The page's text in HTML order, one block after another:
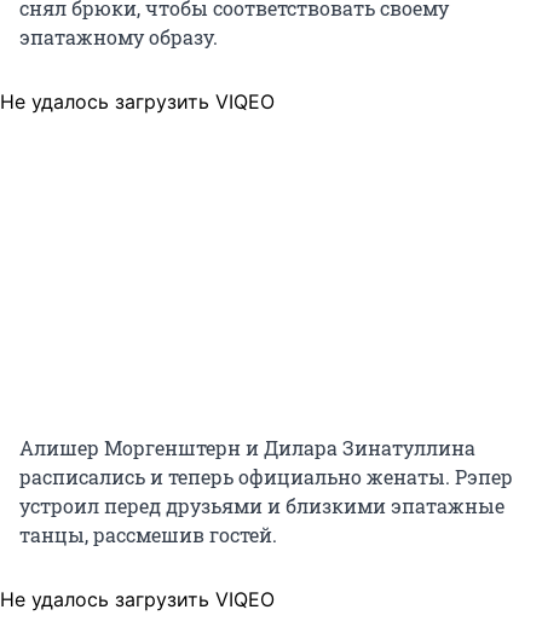
снял брюки, чтобы соответствовать своему
эпатажному образу.
Не удалось загрузить VIQEO
Алишер Моргенштерн и Дилара Зинатуллина
расписались и теперь официально женаты. Рэпер
устроил перед друзьями и близкими эпатажные
танцы, рассмешив гостей.
Не удалось загрузить VIQEO